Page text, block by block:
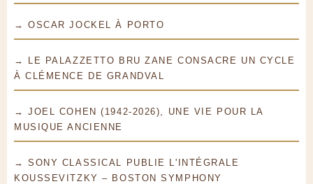
→ OSCAR JOCKEL À PORTO
→ LE PALAZZETTO BRU ZANE CONSACRE UN CYCLE
À CLÉMENCE DE GRANDVAL
→ JOEL COHEN (1942-2026), UNE VIE POUR LA
MUSIQUE ANCIENNE
→ SONY CLASSICAL PUBLIE L'INTÉGRALE
KOUSSEVITZKY – BOSTON SYMPHONY